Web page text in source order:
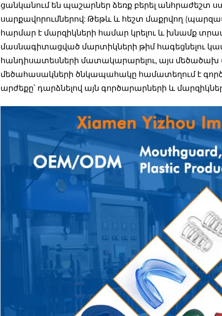
ցանկանում են պաշարներ ձեռք բերել անհրաժեշտ
սարքավորումներով: Թեթև և հեշտ մաքրվող
հարմար է մարզիկների համար կրելու և խնամք
մասնագիտացված մարտիկների թիմ հագեցնելու
հանդիսատեսների մատակարարելու, այս
մեծահասակների ծնկապահակը համատեղում է
արժեքը՝ դարձնելով այն գործարարների և